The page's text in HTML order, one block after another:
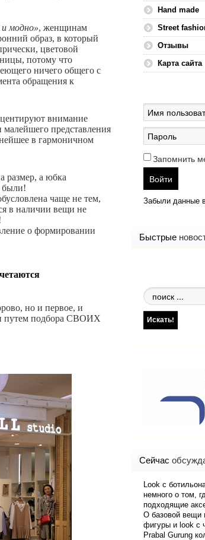
и модно», женщинам
образ, в который
цветовой
потому что
ничего общего с
обращения к
внимание
представления
в гармоничном
размер, а юбка
были!
чаще не тем,
в наличии вещи не
о формировании
но и первое, и
путем подбора СВОИХ
Hand made
Street
Отзывы
Карта сайта
Запомнить
Войти
Забыли данные
Быстрые
Поиск
по
сайту
Искать!
Сейчас
Look с
немного о том,
подходящие
О базовой вещи
фигуры и look с
Prabal Gurung